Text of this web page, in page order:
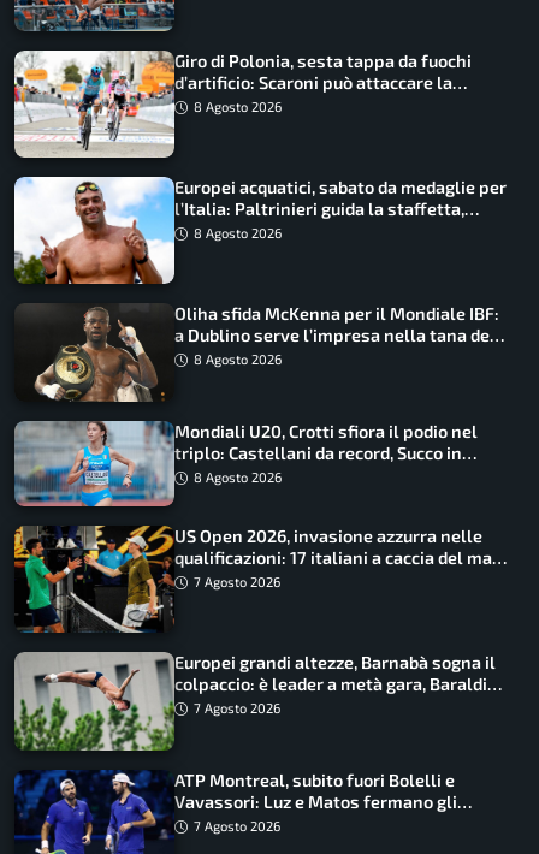
Giro di Polonia, sesta tappa da fuochi
d’artificio: Scaroni può attaccare la
maglia di Lemmen
8 Agosto 2026
Europei acquatici, sabato da medaglie per
l’Italia: Paltrinieri guida la staffetta,
Barnabà sogna l’oro dalle grandi altezze
8 Agosto 2026
Oliha sfida McKenna per il Mondiale IBF:
a Dublino serve l’impresa nella tana del
lupo8 Agosto 2026
Mondiali U20, Crotti sfiora il podio nel
triplo: Castellani da record, Succo in
finale
8 Agosto 2026
US Open 2026, invasione azzurra nelle
qualificazioni: 17 italiani a caccia del main
draw7 Agosto 2026
Europei grandi altezze, Barnabà sogna il
colpaccio: è leader a metà gara, Baraldi
ancora in corsa
7 Agosto 2026
ATP Montreal, subito fuori Bolelli e
Vavassori: Luz e Matos fermano gli
azzurri
7 Agosto 2026